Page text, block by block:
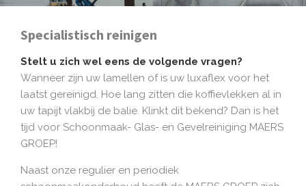
Specialistisch reinigen
Stelt u zich wel eens de volgende vragen?
Wanneer zijn uw lamellen of is uw luxaflex voor het
laatst gereinigd. Hoe lang zitten die koffievlekken al in
uw tapijt vlakbij de balie. Klinkt dit bekend? Dan is het
tijd voor Schoonmaak- Glas- en Gevelreiniging MAERS
GROEP!
Naast onze regulier en periodiek